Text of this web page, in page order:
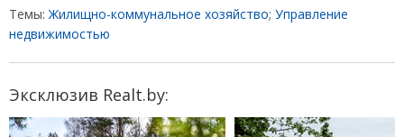
Темы:Жилищно-коммунальное хозяйство; Управление
недвижимостью
Эксклюзив Realt.by: